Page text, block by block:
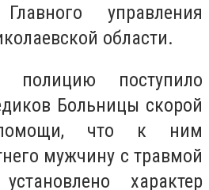
управления
области.
поступило
Больницы скорой
помощи, что к ним
мужчину с травмой
характер